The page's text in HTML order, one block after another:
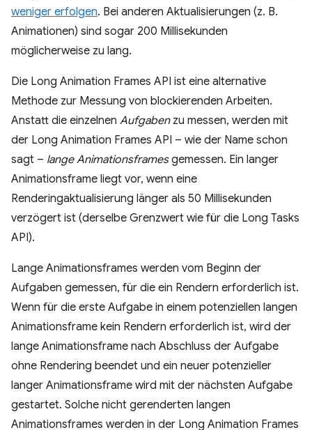
weniger erfolgen. Bei anderen Aktualisierungen (z. B.
Animationen) sind sogar 200 Millisekunden
möglicherweise zu lang.
Die Long Animation Frames API ist eine alternative
Methode zur Messung von blockierenden Arbeiten.
Anstatt die einzelnen Aufgabenzu messen, werden mit
der Long Animation Frames API – wie der Name schon
sagt – lange Animationsframesgemessen. Ein langer
Animationsframe liegt vor, wenn eine
Renderingaktualisierung länger als 50 Millisekunden
verzögert ist (derselbe Grenzwert wie für die Long Tasks
API).
Lange Animationsframes werden vom Beginn der
Aufgaben gemessen, für die ein Rendern erforderlich ist.
Wenn für die erste Aufgabe in einem potenziellen langen
Animationsframe kein Rendern erforderlich ist, wird der
lange Animationsframe nach Abschluss der Aufgabe
ohne Rendering beendet und ein neuer potenzieller
langer Animationsframe wird mit der nächsten Aufgabe
gestartet. Solche nicht gerenderten langen
Animationsframes werden in der Long Animation Frames